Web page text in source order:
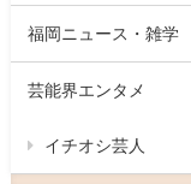
福岡ニュース・雑学
芸能界エンタメ
イチオシ芸人